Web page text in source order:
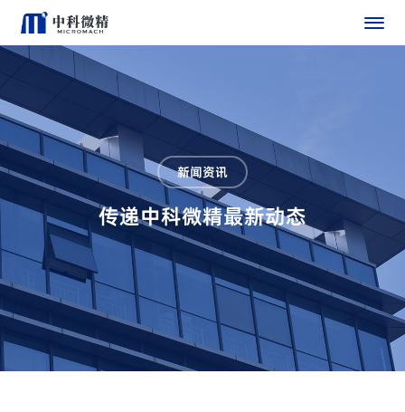
新闻资讯
传递中科微精最新动态